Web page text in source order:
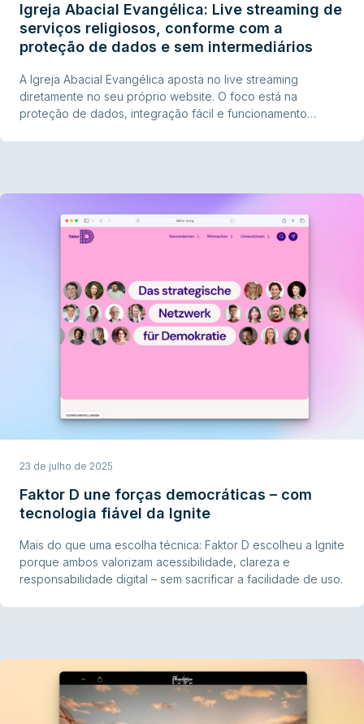
Igreja Abacial Evangélica: Live streaming de
serviços religiosos, conforme com a
proteção de dados e sem intermediários
A Igreja Abacial Evangélica aposta no live streaming
diretamente no seu próprio website. O foco está na
proteção de dados, integração fácil e funcionamento
23 de julho de 2025
Faktor D une forças democráticas – com
tecnologia fiável da Ignite
Mais do que uma escolha técnica: Faktor D escolheu a Ignite
porque ambos valorizam acessibilidade, clareza e
responsabilidade digital – sem sacrificar a facilidade de uso.